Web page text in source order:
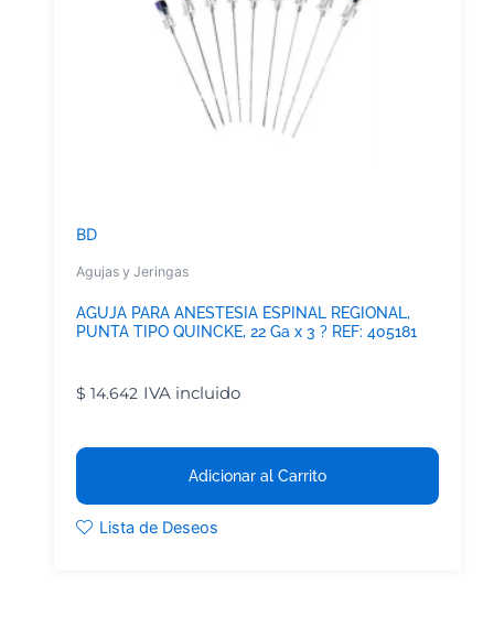
BD
Agujas y Jeringas
AGUJA PARA ANESTESIA ESPINAL REGIONAL,
PUNTA TIPO QUINCKE, 22 Ga x 3 ? REF: 405181
$ 14.642 IVA incluido
Adicionar al Carrito
Lista de Deseos